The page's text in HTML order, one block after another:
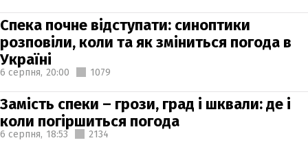
Спека почне відступати: синоптики
розповіли, коли та як зміниться погода в
Україні
6 серпня, 20:00 1079
Замість спеки – грози, град і шквали: де і
коли погіршиться погода
6 серпня, 18:53 2134